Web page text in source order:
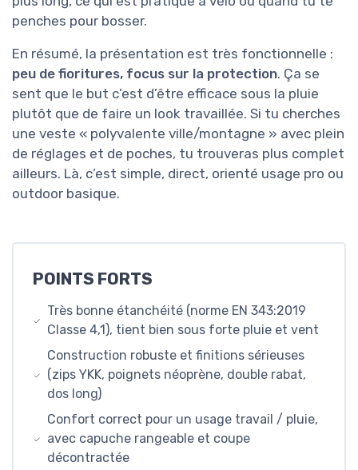
penches pour bosser.
En résumé, la présentation est très fonctionnelle :
peu de fioritures, focus sur la protection. Ça se
sent que le but c’est d’être efficace sous la pluie
plutôt que de faire un look travaillée. Si tu cherches
une veste « polyvalente ville/montagne » avec plein
de réglages et de poches, tu trouveras plus complet
ailleurs. Là, c’est simple, direct, orienté usage pro ou
outdoor basique.
POINTS FORTS
Très bonne étanchéité (norme EN 343:2019
Classe 4,1), tient bien sous forte pluie et vent
Construction robuste et finitions sérieuses
(zips YKK, poignets néoprène, double rabat,
dos long)
Confort correct pour un usage travail / pluie,
avec capuche rangeable et coupe
décontractée